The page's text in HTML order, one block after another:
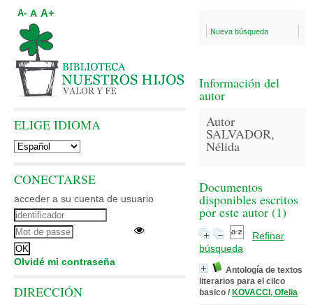
Nueva búsqueda
Información del
autor
Autor
SALVADOR,
Nélida
Documentos
disponibles escritos
por este autor (1)
Refinar
búsqueda
Antología de textos
literarios para el cilco
basico / KOVACCI, Ofelia
A- A A+
ELIGE IDIOMA
CONECTARSE
acceder a su cuenta de usuario
Olvidé mi contraseña
DIRECCIÓN